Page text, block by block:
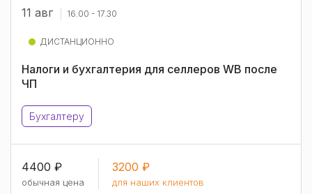
11 авг 16.00 - 17.30
ДИСТАНЦИОННО
Налоги и бухгалтерия для селлеров WB после
ЧП
Бухгалтеру
4400 ₽
обычная цена
3200 ₽
для наших клиентов